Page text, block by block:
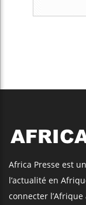
Africa Presse est
l’actualité en
connecter